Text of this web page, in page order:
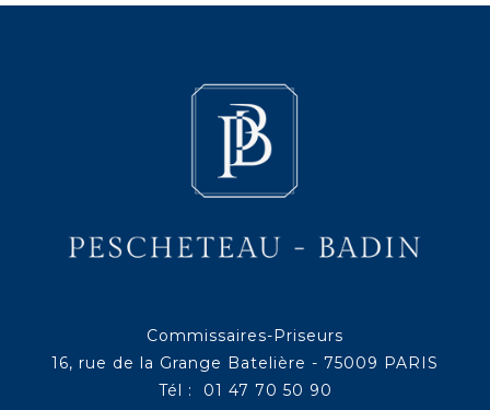
Commissaires-Priseurs
16, rue de la Grange Batelière - 75009 PARIS
Tél : 01 47 70 50 90